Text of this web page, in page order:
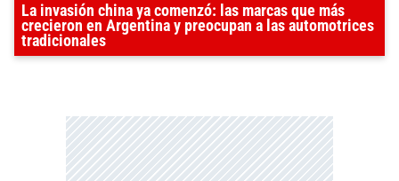
La invasión china ya comenzó: las marcas que más
crecieron en Argentina y preocupan a las automotrices
tradicionales